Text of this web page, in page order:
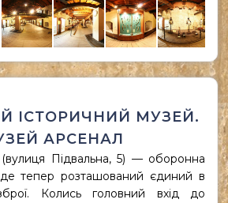
ІСТОРИЧНИЙ МУЗЕЙ.
АРСЕНАЛ
Підвальна, 5) — оборонна
тепер розташований єдиний в
. Колись головний вхід до